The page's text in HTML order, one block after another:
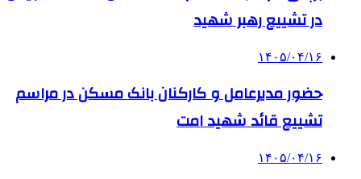
در تشییع رهبر شهید
۱۴۰۵/۰۴/۱۶
حضور مدیرعامل و کارکنان بانک مسکن در مراسم
تشییع قائد شهید امت
۱۴۰۵/۰۴/۱۶